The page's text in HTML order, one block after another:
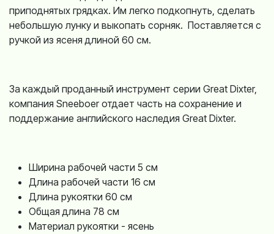
приподнятых грядках. Им легко подкопнуть, сделать
небольшую лунку и выкопать сорняк. Поставляется с
ручкой из ясеня длиной 60 см.
За каждый проданный инструмент серии Great Dixter,
компания Sneeboer отдает часть на сохранение и
поддержание английского наследия Great Dixter.
Ширина рабочей части 5 см
Длина рабочей части 16 см
Длина рукоятки 60 см
Общая длина 78 см
Материал рукоятки - ясень